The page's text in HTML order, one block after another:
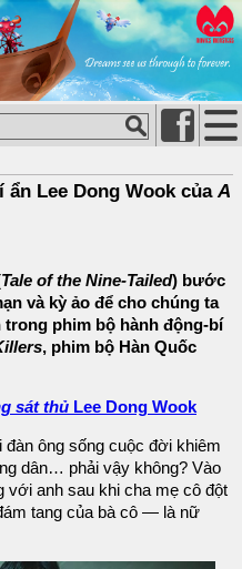
Lee Dong Wook của A
Tale of the Nine-Tailed) bước
và kỳ ảo để cho chúng ta
phim bộ hành động-bí
, phim bộ Hàn Quốc
sát thủ Lee Dong Wook
ông sống cuộc đời khiêm
dân… phải vậy không? Vào
với anh sau khi cha mẹ cô đột
tang của bà cô — là nữ